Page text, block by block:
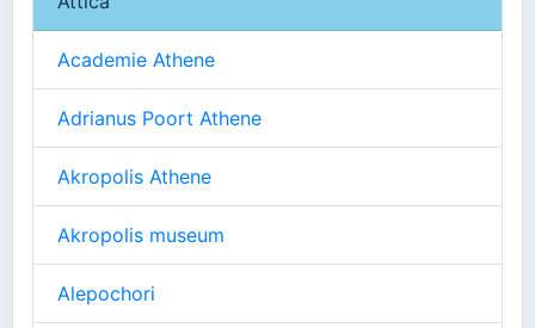
Academie Athene
Adrianus Poort Athene
Akropolis Athene
Akropolis museum
Alepochori